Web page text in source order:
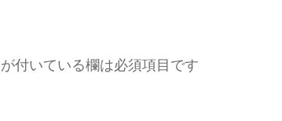
が付いている欄は必須項目です